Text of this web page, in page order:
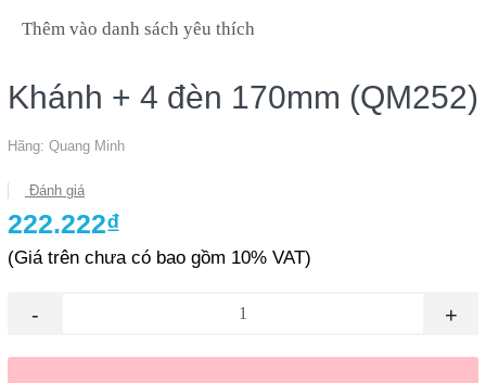
Thêm vào danh sách yêu thích
Khánh + 4 đèn 170mm (QM252)
Hãng: Quang Minh
Đánh giá
222.222₫
(Giá trên chưa có bao gồm 10% VAT)
- +